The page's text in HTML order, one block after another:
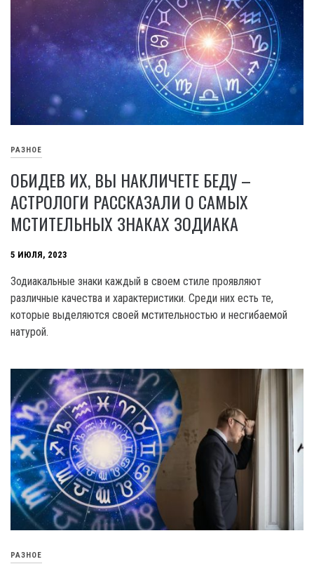
РАЗНОЕ
ОБИДЕВ ИХ, ВЫ НАКЛИЧЕТЕ БЕДУ –
АСТРОЛОГИ РАССКАЗАЛИ О САМЫХ
МСТИТЕЛЬНЫХ ЗНАКАХ ЗОДИАКА
5 ИЮЛЯ, 2023
Зодиакальные знаки каждый в своем стиле проявляют
различные качества и характеристики. Среди них есть те,
которые выделяются своей мстительностью и несгибаемой
натурой.
РАЗНОЕ